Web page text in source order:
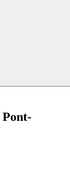
Pont-